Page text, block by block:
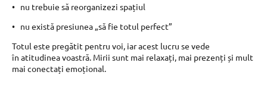
nu trebuie să reorganizezi spațiul
nu există presiunea „să fie totul perfect”
Totul este pregătit pentru voi, iar acest lucru se vede
în atitudinea voastră. Mirii sunt mai relaxați, mai prezenți și mult
mai conectați emoțional.